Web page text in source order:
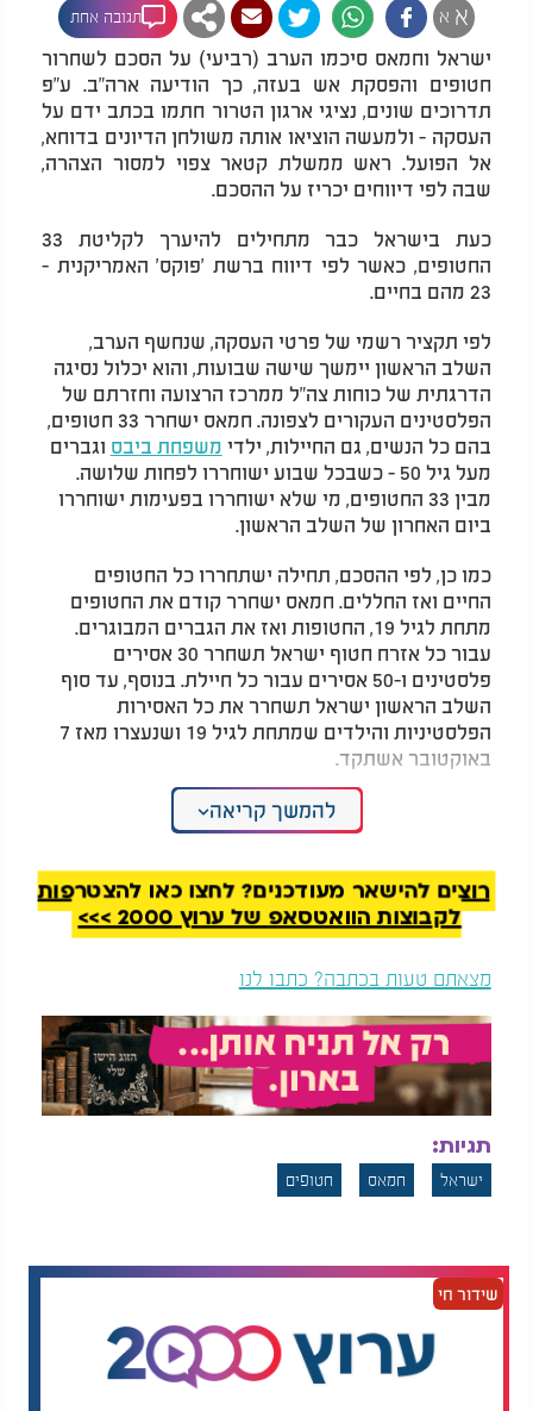
א א תגובה אחת
ישראל וחמאס סיכמו הערב (רביעי) על הסכם לשחרור
חטופים והפסקת אש בעזה, כך הודיעה ארה"ב. ע"פ
תדרוכים שונים, נציגי ארגון הטרור חתמו בכתב ידם על
העסקה - ולמעשה הוציאו אותה משולחן הדיונים בדוחא,
אל הפועל. ראש ממשלת קטאר צפוי למסור הצהרה,
שבה לפי דיווחים יכריז על ההסכם.
כעת בישראל כבר מתחילים להיערך לקליטת 33
החטופים, כאשר לפי דיווח ברשת 'פוקס' האמריקנית -
23 מהם בחיים.
לפי תקציר רשמי של פרטי העסקה, שנחשף הערב,
השלב הראשון יימשך שישה שבועות, והוא יכלול נסיגה
הדרגתית של כוחות צה"ל ממרכז הרצועה וחזרתם של
הפלסטינים העקורים לצפונה. חמאס ישחרר 33 חטופים,
בהם כל הנשים, גם החיילות, ילדי משפחת ביבס וגברים
מעל גיל 50 - כשבכל שבוע ישוחררו לפחות שלושה.
מבין 33 החטופים, מי שלא ישוחררו בפעימות ישוחררו
ביום האחרון של השלב הראשון.
כמו כן, לפי ההסכם, תחילה ישתחררו כל החטופים
החיים ואז החללים. חמאס ישחרר קודם את החטופים
מתחת לגיל 19, החטופות ואז את הגברים המבוגרים.
עבור כל אזרח חטוף ישראל תשחרר 30 אסירים
פלסטינים ו-50 אסירים עבור כל חיילת. בנוסף, עד סוף
השלב הראשון ישראל תשחרר את כל האסירות
הפלסטיניות והילדים שמתחת לגיל 19 ושנעצרו מאז 7
באוקטובר אשתקד.
לפי טיוטת ההסכם, כך זה אמור להיראות מבחינת
שחרור החטופים, שאת הראשונים נזכה לראות בס"ד
ביום הראשון:ישוחררו שלושה חטופים.
חמאס מוסר גופת חטוף:
"ישראל נערכת לקבל
מממצאים מהצלב
ביום 14
חטופות).
שלושה חטופים.
להמשך קריאה
רוצים להישאר מעודכנים? לחצו כאן להצטרפות
לקבוצות הוואטסאפ של ערוץ 2000 >>>
מצאתם טעות בכתבה? כתבו לנו
תגיות:
ישראל חמאס חטופים
שידור חי